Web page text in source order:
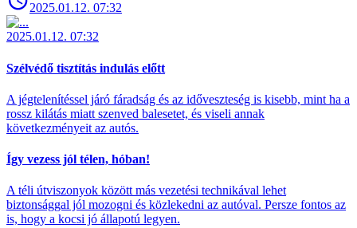
2025.01.12. 07:32
2025.01.12. 07:32
Szélvédő tisztítás indulás előtt
A jégtelenítéssel járó fáradság és az időveszteség is kisebb, mint ha a
rossz kilátás miatt szenved balesetet, és viseli annak
következményeit az autós.
Így vezess jól télen, hóban!
A téli útviszonyok között más vezetési technikával lehet
biztonsággal jól mozogni és közlekedni az autóval. Persze fontos az
is, hogy a kocsi jó állapotú legyen.